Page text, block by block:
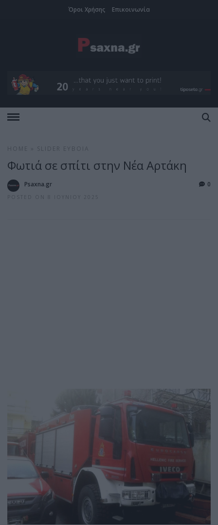
Όροι Χρήσης Επικοινωνία
HOME SLIDER ΕΎΒΟΙΑ
Φωτιά σε σπίτι στην Νέα Αρτάκη
Psaxna.gr
POSTED ON 8 ΙΟΥΝΊΟΥ 2025
0